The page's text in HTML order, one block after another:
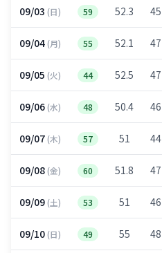
09/03 (日) 59 52.3 45
09/04(月) 55 52.1 47
09/05 (火) 44 52.5 47
09/06(水) 48 50.4 46
09/07(木) 57 51 44
09/08(金) 60 51.8 47
09/09(土) 53 51 46
09/10(日) 49 55 48